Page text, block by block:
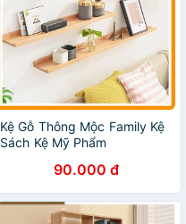
Kệ Gỗ Thông Mộc Family Kệ
Sách Kệ Mỹ Phẩm
90.000 đ